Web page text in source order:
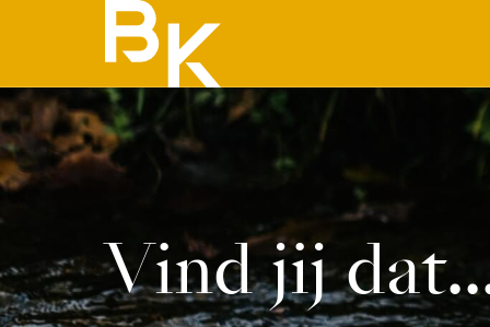
Vind jij